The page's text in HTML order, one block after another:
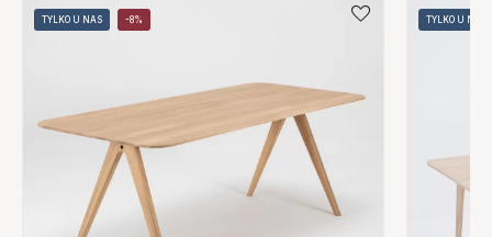
TYLKO U NAS -8% TYLKO U NAS